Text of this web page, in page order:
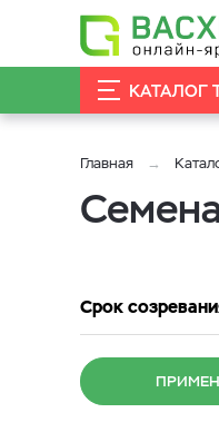
КАТАЛОГ
Главная
Срок